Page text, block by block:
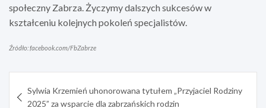
społeczny Zabrza. Życzymy dalszych sukcesów w
kształceniu kolejnych pokoleń specjalistów.
Źródło: facebook.com/FbZabrze
wpisu
Sylwia Krzemień uhonorowana tytułem „Przyjaciel Rodziny
2025” za wsparcie dla zabrzańskich rodzin